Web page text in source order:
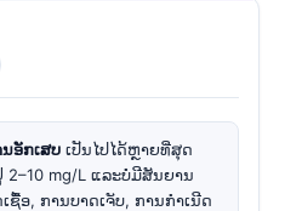
ອັກເສບ ເປັນໄປໄດ້ຫຼາຍທີ່ສຸດ
2–10 mg/L ແລະບໍ່ມີສັນຍານ
ຊື້ອ, ການບາດເຈັບ, ການກຳເນີດ